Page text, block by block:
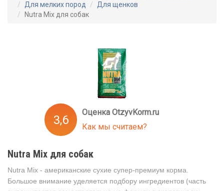
Для мелких пород
Для щенков
Nutra Mix для собак
3,6
Оценка OtzyvKorm.ru
Как мы считаем?
Nutra Mix для собак
Nutra Mix - американские сухие супер-премиум корма.
Большое внимание уделяется подбору ингредиентов (часть